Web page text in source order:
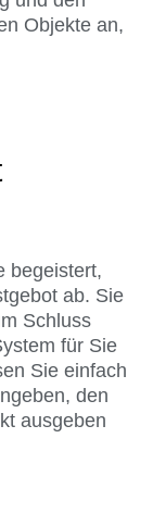
Objekte an,
begeistert,
ab. Sie
Schluss
für Sie
Sie einfach
den
ausgeben